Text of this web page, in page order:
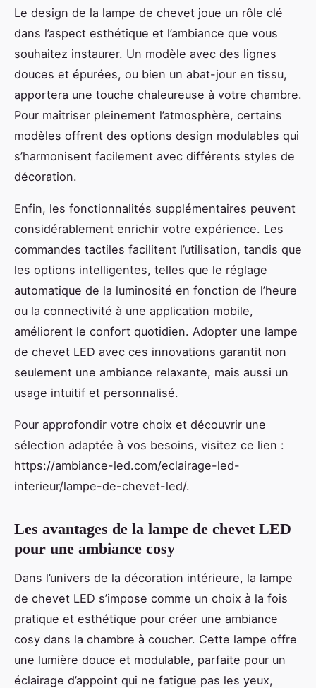
Le design de la lampe de chevet joue un rôle clé
dans l’aspect esthétique et l’ambiance que vous
souhaitez instaurer. Un modèle avec des lignes
douces et épurées, ou bien un abat-jour en tissu,
apportera une touche chaleureuse à votre chambre.
Pour maîtriser pleinement l’atmosphère, certains
modèles offrent des options design modulables qui
s’harmonisent facilement avec différents styles de
décoration.
Enfin, les fonctionnalités supplémentaires peuvent
considérablement enrichir votre expérience. Les
commandes tactiles facilitent l’utilisation, tandis que
les options intelligentes, telles que le réglage
automatique de la luminosité en fonction de l’heure
ou la connectivité à une application mobile,
améliorent le confort quotidien. Adopter une lampe
de chevet LED avec ces innovations garantit non
seulement une ambiance relaxante, mais aussi un
usage intuitif et personnalisé.
Pour approfondir votre choix et découvrir une
sélection adaptée à vos besoins, visitez ce lien :
https://ambiance-led.com/eclairage-led-
interieur/lampe-de-chevet-led/.
Les avantages de la lampe de chevet LED
pour une ambiance cosy
Dans l’univers de la décoration intérieure, la lampe
de chevet LED s’impose comme un choix à la fois
pratique et esthétique pour créer une ambiance
cosy dans la chambre à coucher. Cette lampe offre
une lumière douce et modulable, parfaite pour un
éclairage d’appoint qui ne fatigue pas les yeux,